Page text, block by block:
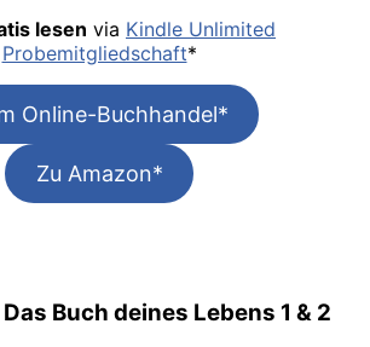
lesen via Kindle Unlimited
Probemitgliedschaft*
Online-Buchhandel*
Zu Amazon*
Das Buch deines Lebens 1 & 2